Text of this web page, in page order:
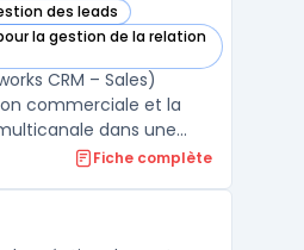
des leadsCRM – Sales) dans cette
la gestion de la relation
CRM – Sales) dans cette
CRM – Sales)
commerciale et la
dans une
pour les équipes de
jusqu’au suivi avancé
Fiche complète